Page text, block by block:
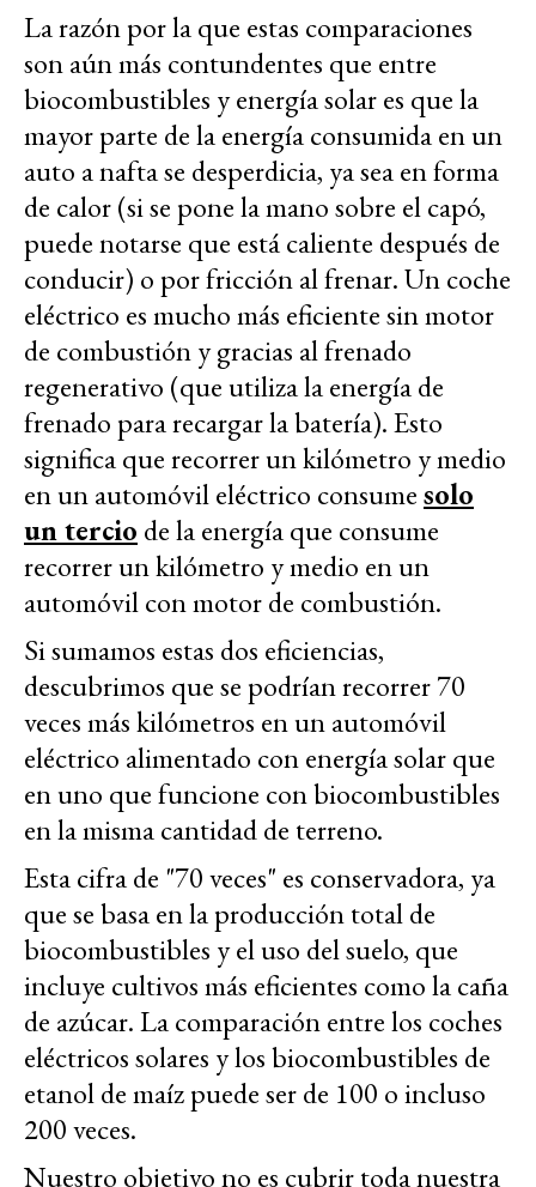
La razón por la que estas comparaciones
son aún más contundentes que entre
biocombustibles y energía solar es que la
mayor parte de la energía consumida en un
auto a nafta se desperdicia, ya sea en forma
de calor (si se pone la mano sobre el capó,
puede notarse que está caliente después de
conducir) o por fricción al frenar. Un coche
eléctrico es mucho más eficiente sin motor
de combustión y gracias al frenado
regenerativo (que utiliza la energía de
frenado para recargar la batería). Esto
significa que recorrer un kilómetro y medio
en un automóvil eléctrico consumesolo
un tercio de la energía que consume
recorrer un kilómetro y medio en un
automóvil con motor de combustión.
Si sumamos estas dos eficiencias,
descubrimos que se podrían recorrer 70
veces más kilómetros en un automóvil
eléctrico alimentado con energía solar que
en uno que funcione con biocombustibles
en la misma cantidad de terreno.
Esta cifra de "70 veces" es conservadora, ya
que se basa en la producción total de
biocombustibles y el uso del suelo, que
incluye cultivos más eficientes como la caña
de azúcar. La comparación entre los coches
eléctricos solares y los biocombustibles de
etanol de maíz puede ser de 100 o incluso
200 veces.
Nuestro objetivo no es cubrir toda nuestra